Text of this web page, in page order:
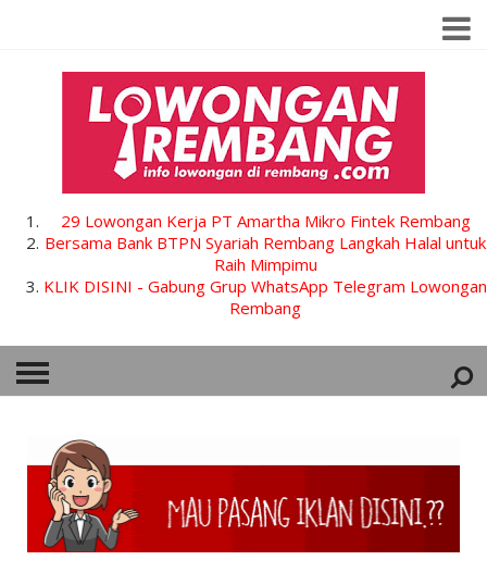
29 Lowongan Kerja PT Amartha Mikro Fintek Rembang
Bersama Bank BTPN Syariah Rembang Langkah Halal untuk
Raih Mimpimu
KLIK DISINI - Gabung Grup WhatsApp Telegram Lowongan
Rembang
HOME
SMP